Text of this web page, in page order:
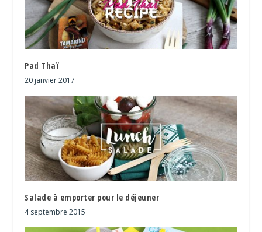
Pad Thaï
20 janvier 2017
Salade à emporter pour le déjeuner
4 septembre 2015